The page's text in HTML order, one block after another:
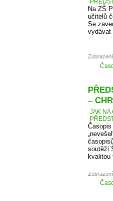
Na ZŠ
učitelů
Se
vydávat
–
JAK NA
soutěži
kvalitou